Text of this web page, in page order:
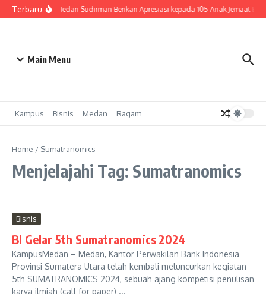
Lewati ke konten
TerbaruHKBP Medan Sudirman Berikan Apresiasi kepada 105 Anak Jemaat
Main Menu
Kampus Bisnis Medan Ragam
Home / Sumatranomics
Menjelajahi Tag: Sumatranomics
Bisnis
BI Gelar 5th Sumatranomics 2024
KampusMedan – Medan, Kantor Perwakilan Bank Indonesia
Provinsi Sumatera Utara telah kembali meluncurkan kegiatan
5th SUMATRANOMICS 2024, sebuah ajang kompetisi penulisan
karya ilmiah (call for paper) ...